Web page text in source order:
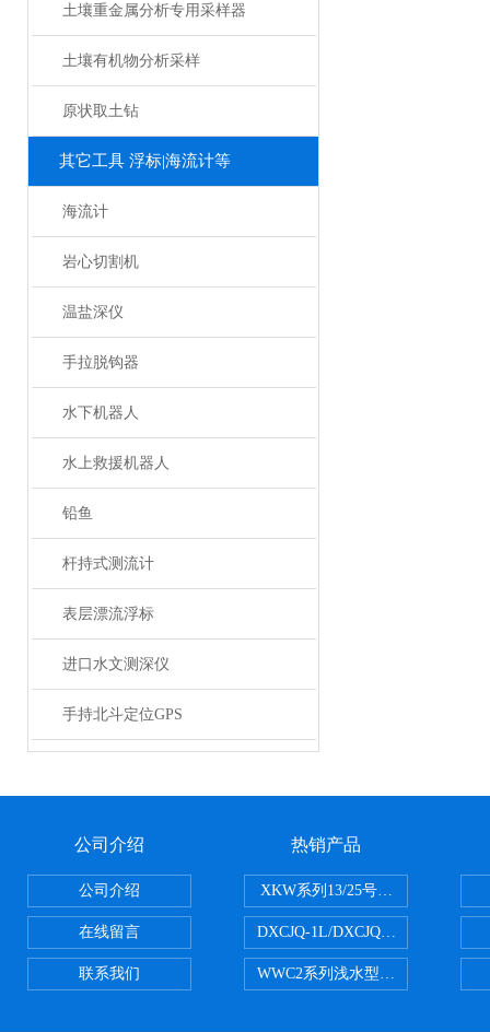
土壤重金属分析专用采样器
土壤有机物分析采样
原状取土钻
其它工具 浮标|海流计等
海流计
岩心切割机
温盐深仪
手拉脱钩器
水下机器人
水上救援机器人
铅鱼
杆持式测流计
表层漂流浮标
进口水文测深仪
手持北斗定位GPS
公司介绍
公司介绍
在线留言
联系我们
热销产品
XKW系列13/25号浮游生物网
DXCJQ-1L/DXCJQ-2L单联浮游
WWC2系列浅水型浮游生物网 浅